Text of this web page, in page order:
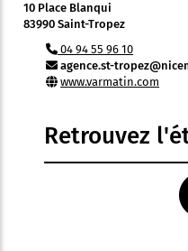
10 Place Blanqui
83990 Saint-Tropez
04 94 55 96 10
agence.st-
www.varmatin.com
Retrouvez